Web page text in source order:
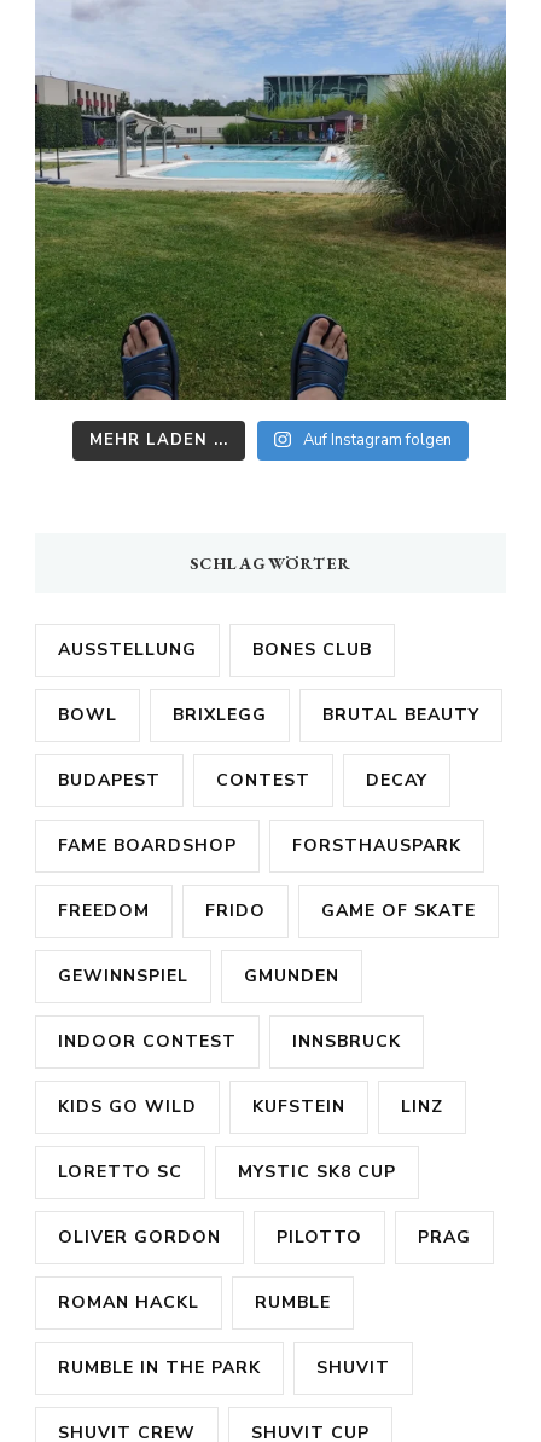
MEHR LADEN ... Auf Instagram folgen
SCHLAGWÖRTER
AUSSTELLUNG BONES CLUB
BOWL BRIXLEGG BRUTAL BEAUTY
BUDAPEST CONTEST DECAY
FAME BOARDSHOP FORSTHAUSPARK
FREEDOM FRIDO GAME OF SKATE
GEWINNSPIEL GMUNDEN
INDOOR CONTEST INNSBRUCK
KIDS GO WILD KUFSTEIN LINZ
LORETTO SC MYSTIC SK8 CUP
OLIVER GORDON PILOTTO PRAG
ROMAN HACKL RUMBLE
RUMBLE IN THE PARK SHUVIT
SHUVIT CREW SHUVIT CUP